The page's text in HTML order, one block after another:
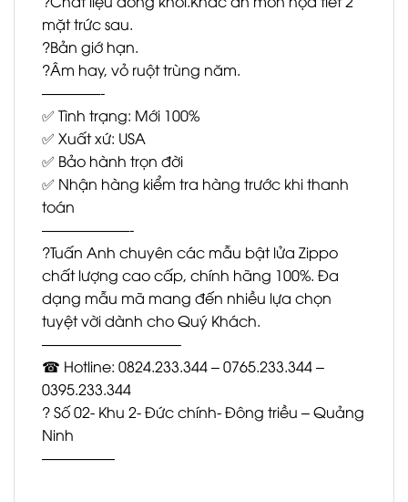
mặt trức sau.
?Bản giớ hạn.
?Âm hay, vỏ ruột trùng năm.
————-
✅ Tình trạng: Mới 100%
✅ Xuất xứ: USA
✅ Bảo hành trọn đời
✅ Nhận hàng kiểm tra hàng trước khi thanh
toán
——————-
?Tuấn Anh chuyên các mẫu bật lửa Zippo
chất lượng cao cấp, chính hãng 100%. Đa
dạng mẫu mã mang đến nhiều lựa chọn
tuyệt vời dành cho Quý Khách.
—————————–
☎ Hotline: 0824.233.344 – 0765.233.344 –
0395.233.344
? Số 02- Khu 2- Đức chính- Đông triều – Quảng
Ninh
—————